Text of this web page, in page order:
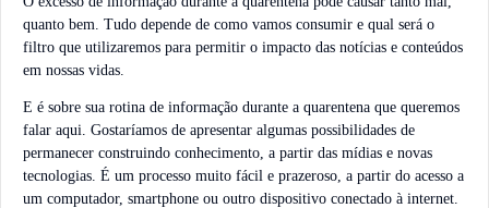
quanto bem. Tudo depende de como vamos consumir e qual será o
filtro que utilizaremos para permitir o impacto das notícias e conteúdos
em nossas vidas.
E é sobre sua rotina de informação durante a quarentena que queremos
falar aqui. Gostaríamos de apresentar algumas possibilidades de
permanecer construindo conhecimento, a partir das mídias e novas
tecnologias. É um processo muito fácil e prazeroso, a partir do acesso a
um computador, smartphone ou outro dispositivo conectado à internet.